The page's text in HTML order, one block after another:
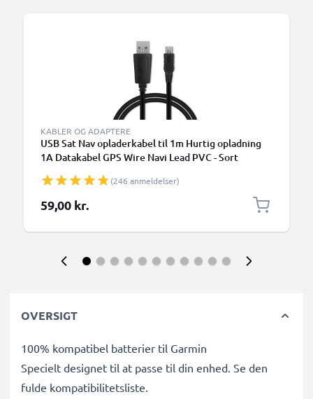
KABLER OG ADAPTERE
USB Sat Nav opladerkabel til 1m Hurtig opladning
1A Datakabel GPS Wire Navi Lead PVC - Sort
(246 anmeldelser)
59,00 kr.
OVERSIGT
100% kompatibel batterier til Garmin
Specielt designet til at passe til din enhed. Se den
fulde kompatibilitetsliste.